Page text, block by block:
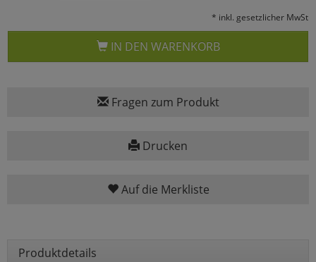
* inkl. gesetzlicher MwSt
IN DEN WARENKORB
Fragen zum Produkt
Drucken
Auf die Merkliste
Produktdetails